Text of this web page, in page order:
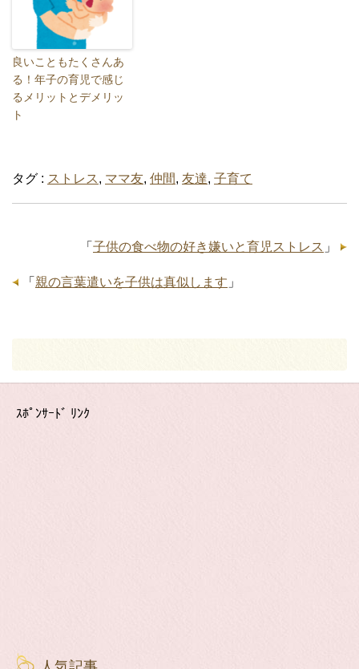
良いこともたくさんあ
る！年子の育児で感じ
るメリットとデメリッ
ト
タグ : ストレス, ママ友, 仲間, 友達, 子育て
「 子供の食べ物の好き嫌いと育児ストレス 」
「 親の言葉遣いを子供は真似します 」
ｽﾎﾟﾝｻｰﾄﾞ ﾘﾝｸ